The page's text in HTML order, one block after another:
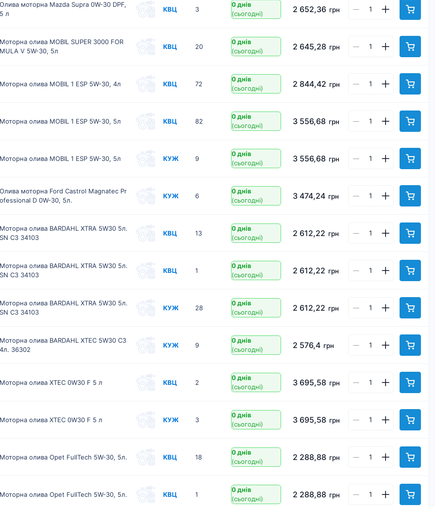
Олива моторна Mazda Supra 0W-30 DPF,
5 л
КВЦ 3
0 днів
(сьогодні)
2 652,36 грн
Моторна олива MOBIL SUPER 3000 FOR
MULA V 5W-30, 5л
КВЦ 20
0 днів
(сьогодні)
2 645,28 грн
Моторна олива MOBIL 1 ESP 5W-30, 4л КВЦ 72
0 днів
(сьогодні)
2 844,42 грн
Моторна олива MOBIL 1 ESP 5W-30, 5л КВЦ 82
0 днів
(сьогодні)
3 556,68 грн
Моторна олива MOBIL 1 ESP 5W-30, 5л КУЖ 9
0 днів
(сьогодні)
3 556,68 грн
Олива моторна Ford Castrol Magnatec Pr
ofessional D 0W-30, 5л.
КУЖ 6
0 днів
(сьогодні)
3 474,24 грн
Моторна олива BARDAHL XTRA 5W30 5л.
SN C3 34103
КВЦ 13
0 днів
(сьогодні)
2 612,22 грн
Моторна олива BARDAHL XTRA 5W30 5л.
SN C3 34103
КВЦ 1
0 днів
(сьогодні)
2 612,22 грн
Моторна олива BARDAHL XTRA 5W30 5л.
SN C3 34103
КУЖ 28
0 днів
(сьогодні)
2 612,22 грн
Моторна олива BARDAHL XTEC 5W30 C3
4л. 36302
КУЖ 9
0 днів
(сьогодні)
2 576,4 грн
Моторна олива XTEC 0W30 F 5 л КВЦ 2
0 днів
(сьогодні)
3 695,58 грн
Моторна олива XTEC 0W30 F 5 л КУЖ 3
0 днів
(сьогодні)
3 695,58 грн
Моторна олива Opet FullTech 5W-30, 5л. КВЦ 18
0 днів
(сьогодні)
2 288,88 грн
Моторна олива Opet FullTech 5W-30, 5л. КВЦ 1
0 днів
(сьогодні)
2 288,88 грн